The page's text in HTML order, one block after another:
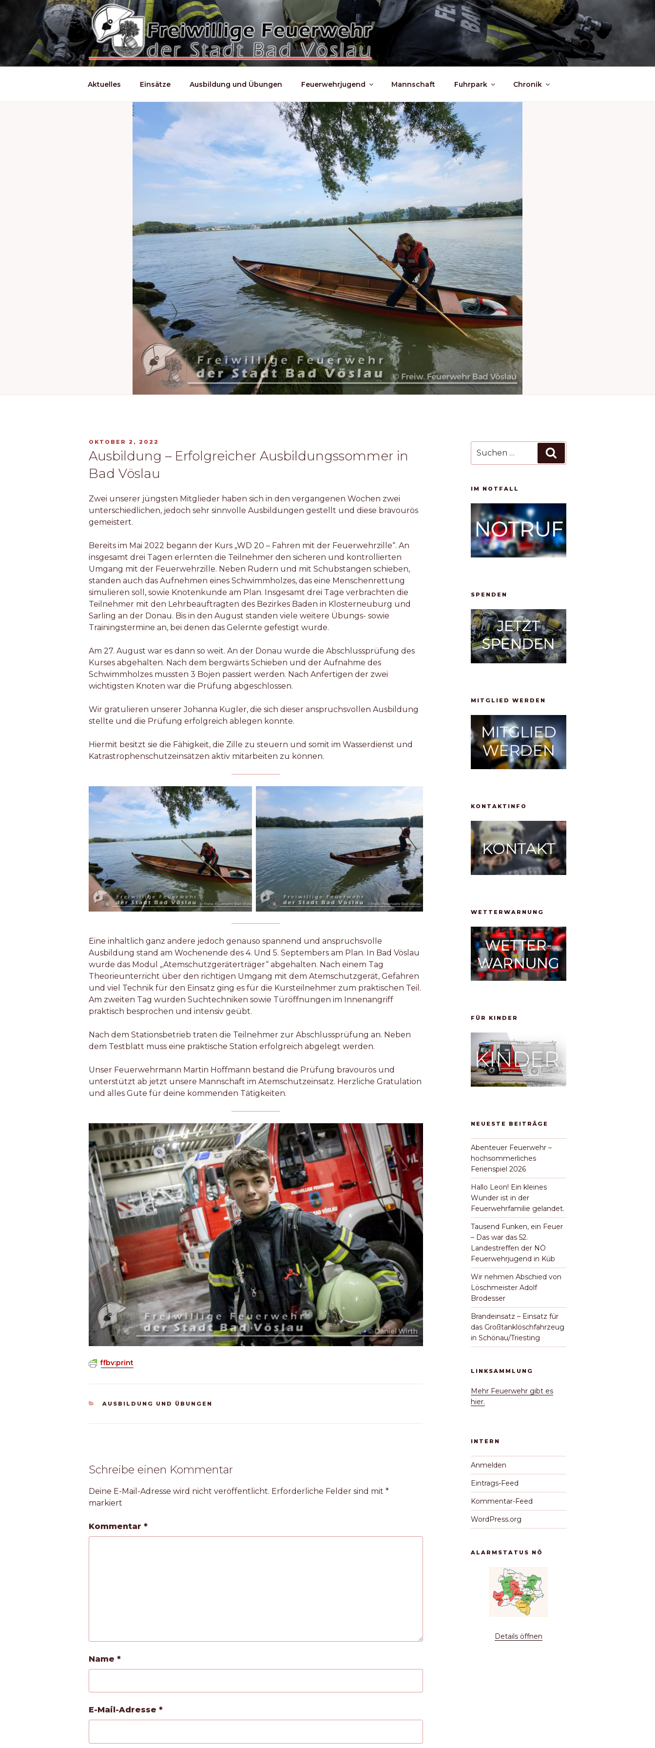
Aktuelles Einsätze Ausbildung und Übungen Feuerwehrjugend Mannschaft Fuhrpark Chronik
VERÖFFENTLICHT
OKTOBER 2, 2022
Ausbildung – Erfolgreicher Ausbildungssommer in
Bad Vöslau
Zwei unserer jüngsten Mitglieder haben sich in den vergangenen Wochen zwei
unterschiedlichen, jedoch sehr sinnvolle Ausbildungen gestellt und diese bravourös
gemeistert.
Bereits im Mai 2022 begann der Kurs „WD 20 – Fahren mit der Feuerwehrzille“. An
insgesamt drei Tagen erlernten die Teilnehmer den sicheren und kontrollierten
Umgang mit der Feuerwehrzille. Neben Rudern und mit Schubstangen schieben,
standen auch das Aufnehmen eines Schwimmholzes, das eine Menschenrettung
simulieren soll, sowie Knotenkunde am Plan. Insgesamt drei Tage verbrachten die
Teilnehmer mit den Lehrbeauftragten des Bezirkes Baden in Klosterneuburg und
Sarling an der Donau. Bis in den August standen viele weitere Übungs- sowie
Trainingstermine an, bei denen das Gelernte gefestigt wurde.
Am 27. August war es dann so weit. An der Donau wurde die Abschlussprüfung des
Kurses abgehalten. Nach dem bergwärts Schieben und der Aufnahme des
Schwimmholzes mussten 3 Bojen passiert werden. Nach Anfertigen der zwei
wichtigsten Knoten war die Prüfung abgeschlossen.
Wir gratulieren unserer Johanna Kugler, die sich dieser anspruchsvollen Ausbildung
stellte und die Prüfung erfolgreich ablegen konnte.
Hiermit besitzt sie die Fähigkeit, die Zille zu steuern und somit im Wasserdienst und
Katrastrophenschutzeinsätzen aktiv mitarbeiten zu können.
Eine inhaltlich ganz andere jedoch genauso spannend und anspruchsvolle
Ausbildung stand am Wochenende des 4. Und 5. Septembers am Plan. In Bad Vöslau
wurde das Modul „Atemschutzgeräterträger“ abgehalten. Nach einem Tag
Theorieunterricht über den richtigen Umgang mit dem Atemschutzgerät, Gefahren
und viel Technik für den Einsatz ging es für die Kursteilnehmer zum praktischen Teil.
Am zweiten Tag wurden Suchtechniken sowie Türöffnungen im Innenangriff
praktisch besprochen und intensiv geübt.
Nach dem Stationsbetrieb traten die Teilnehmer zur Abschlussprüfung an. Neben
dem Testblatt muss eine praktische Station erfolgreich abgelegt werden.
Unser Feuerwehrmann Martin Hoffmann bestand die Prüfung bravourös und
unterstützt ab jetzt unsere Mannschaft im Atemschutzeinsatz. Herzliche Gratulation
und alles Gute für deine kommenden Tätigkeiten.
ffbv:print
KATEGORIEN
AUSBILDUNG UND ÜBUNGEN
Schreibe einen Kommentar
Deine E-Mail-Adresse wird nicht veröffentlicht. Erforderliche Felder sind mit*
markiert
Kommentar*
Name*
E-Mail-Adresse*
nach:
IM NOTFALL
SPENDEN
MITGLIED WERDEN
KONTAKTINFO
WETTERWARNUNG
FÜR KINDER
NEUESTE BEITRÄGE
Abenteuer Feuerwehr –
hochsommerliches
Ferienspiel 2026
Hallo Leon! Ein kleines
Wunder ist in der
Feuerwehrfamilie gelandet.
Tausend Funken, ein Feuer
– Das war das 52.
Landestreffen der NÖ
Feuerwehrjugend in Küb
Wir nehmen Abschied von
Löschmeister Adolf
Brodesser
Brandeinsatz – Einsatz für
das Großtanklöschfahrzeug
in Schönau/Triesting
LINKSAMMLUNG
Mehr Feuerwehr gibt es
hier.
INTERN
Anmelden
Eintrags-Feed
Kommentar-Feed
WordPress.org
ALARMSTATUS NÖ
Details öffnen